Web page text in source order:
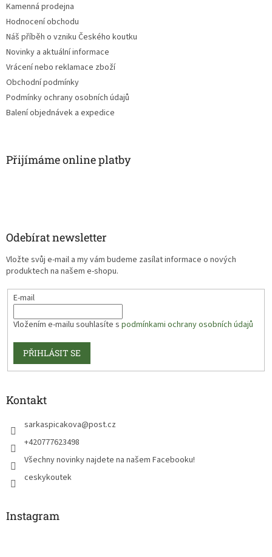
Kamenná prodejna
Hodnocení obchodu
Náš příběh o vzniku Českého koutku
Novinky a aktuální informace
Vrácení nebo reklamace zboží
Obchodní podmínky
Podmínky ochrany osobních údajů
Balení objednávek a expedice
Přijímáme online platby
Odebírat newsletter
Vložte svůj e-mail a my vám budeme zasílat informace o nových
produktech na našem e-shopu.
E-mail
Vložením e-mailu souhlasíte s podmínkami ochrany osobních údajů
PŘIHLÁSIT SE
Kontakt
sarkaspicakova@post.cz
+420777623498
Všechny novinky najdete na našem Facebooku!
ceskykoutek
Instagram